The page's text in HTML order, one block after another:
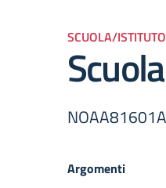
SCUOLA/ISTITUTO
NOAA81601A
Argomenti